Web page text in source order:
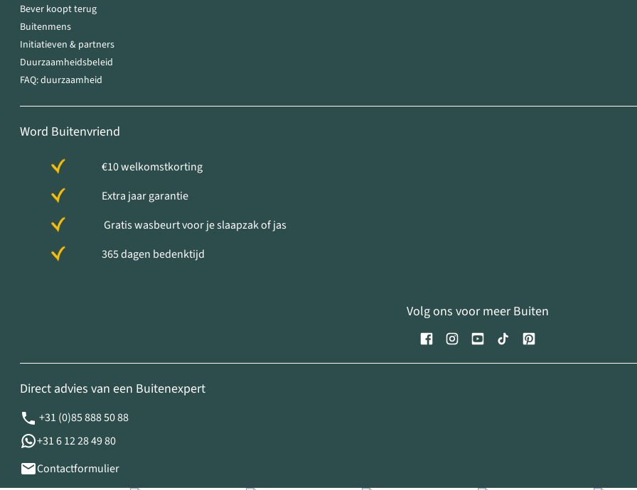
Bever koopt terug
Buitenmens
Initiatieven & partners
Duurzaamheidsbeleid
FAQ: duurzaamheid
Word Buitenvriend
€10 welkomstkorting
Extra jaar garantie
Gratis wasbeurt voor je slaapzak of jas
365 dagen bedenktijd
Volg ons voor meer Buiten
Direct advies van een Buitenexpert
+31 (0)85 888 50 88
+31 6 12 28 49 80
Contactformulier